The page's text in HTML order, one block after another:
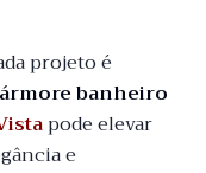
projeto é
banheiro
pode elevar
e